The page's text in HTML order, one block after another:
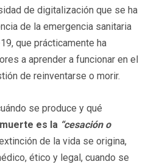
de digitalización que se ha
de la emergencia sanitaria
que prácticamente ha
a aprender a funcionar en el
de reinventarse o morir.
se produce y qué
es la “cesación o
de la vida se origina,
ético y legal, cuando se